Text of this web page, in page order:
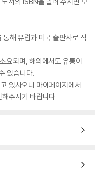
해 유럽과 미국 출판사로 직
요되며, 해외에서도 유통이
있습니다.
있사오니 마이페이지에서
주시기 바랍니다.